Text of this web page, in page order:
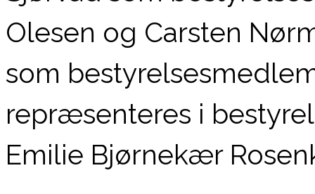
Olesen og Carsten
som
repræsenteres i
Emilie Bjørnekær